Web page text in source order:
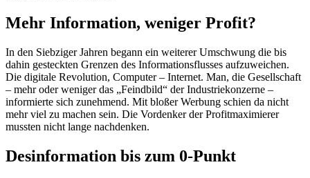
Mehr Information, weniger Profit?
In den Siebziger Jahren begann ein weiterer Umschwung die bis
dahin gesteckten Grenzen des Informationsflusses aufzuweichen.
Die digitale Revolution, Computer – Internet. Man, die Gesellschaft
– mehr oder weniger das „Feindbild“ der Industriekonzerne –
informierte sich zunehmend. Mit bloßer Werbung schien da nicht
mehr viel zu machen sein. Die Vordenker der Profitmaximierer
mussten nicht lange nachdenken.
Desinformation bis zum 0-Punkt